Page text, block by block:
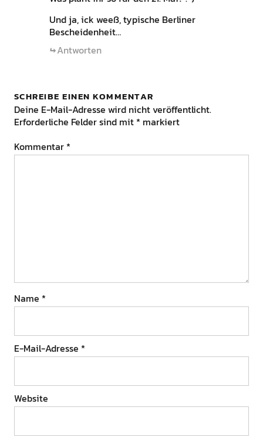
Und ja, ick weeß, typische Berliner
Bescheidenheit…
Antworten
SCHREIBE EINEN KOMMENTAR
Deine E-Mail-Adresse wird nicht veröffentlicht.
Erforderliche Felder sind mit * markiert
Kommentar *
Name *
E-Mail-Adresse *
Website